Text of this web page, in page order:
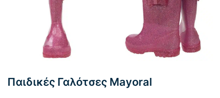
Παιδικές Γαλότσες Mayoral